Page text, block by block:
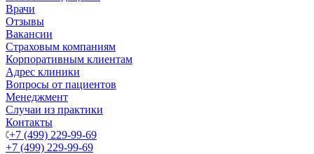
Врачи
Отзывы
Вакансии
Страховым компаниям
Корпоративным клиентам
Адрес клиники
Вопросы от пациентов
Менеджмент
Случаи из практики
Контакты
+7 (499) 229-99-69
+7 (499) 229-99-69